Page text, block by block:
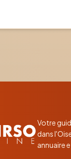
Votre
dans
annuaire